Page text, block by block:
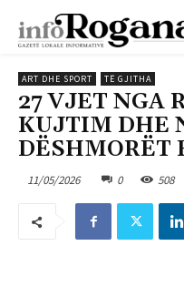
ART DHE SPORT TË GJITHA
27 VJET NGA
KUJTIM DHE
DËSHMORËT
11/05/2026 0 508